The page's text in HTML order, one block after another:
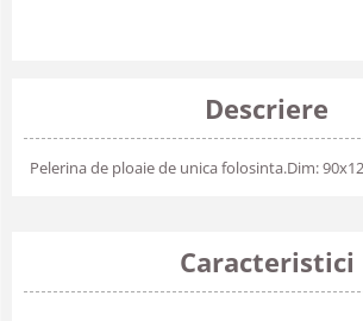
Descriere
Pelerina de ploaie de unica folosinta.Dim:
Caracteristici